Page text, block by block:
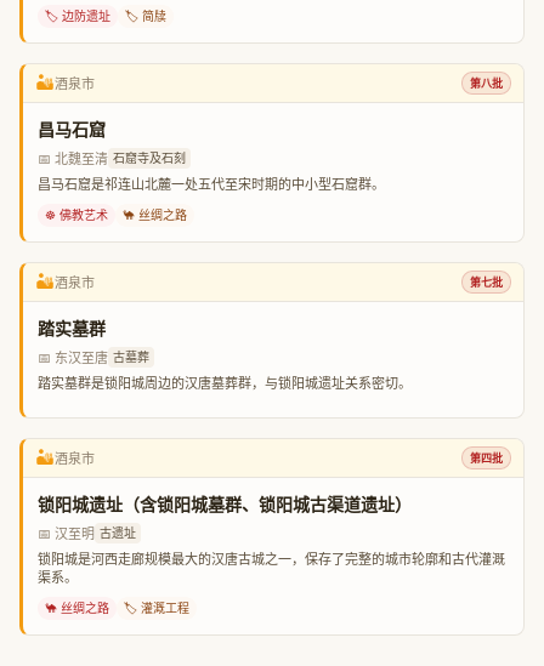
🏷️ 边防遗址 🏷️ 简牍
🏜️酒泉市 第八批
昌马石窟
📅 北魏至清 石窟寺及石刻
昌马石窟是祁连山北麓一处五代至宋时期的中小型石窟群。
☸️ 佛教艺术 🐪 丝绸之路
🏜️酒泉市 第七批
踏实墓群
📅 东汉至唐 古墓葬
踏实墓群是锁阳城周边的汉唐墓葬群，与锁阳城遗址关系密切。
🏜️酒泉市 第四批
锁阳城遗址（含锁阳城墓群、锁阳城古渠道遗址）
📅 汉至明 古遗址
锁阳城是河西走廊规模最大的汉唐古城之一，保存了完整的城市轮廓和古代灌溉
渠系。
🐪 丝绸之路 🏷️ 灌溉工程